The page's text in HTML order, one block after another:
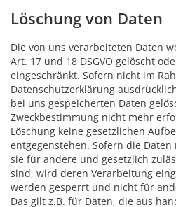
Löschung von Daten
Die von uns verarbeiteten Daten
Art. 17 und 18 DSGVO gelöscht
eingeschränkt. Sofern nicht im
Datenschutzerklärung
bei uns gespeicherten Daten
Zweckbestimmung nicht mehr
Löschung keine gesetzlichen
entgegenstehen. Sofern die
sie für andere und gesetzlich
sind, wird deren Verarbeitung
werden gesperrt und nicht für
Das gilt z.B. für Daten, die aus